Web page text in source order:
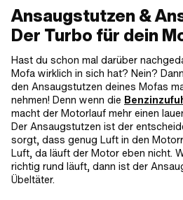
Ansaugstutzen &
Der Turbo für dein
Hast du schon mal darüber
Mofa wirklich in sich hat? Nein?
den Ansaugstutzen deines Mofas
nehmen! Denn wenn die
macht der Motorlauf mehr einen
Der Ansaugstutzen ist der
sorgt, dass genug Luft in den
Luft, da läuft der Motor eben nicht.
richtig rund läuft, dann ist der
Übeltäter.